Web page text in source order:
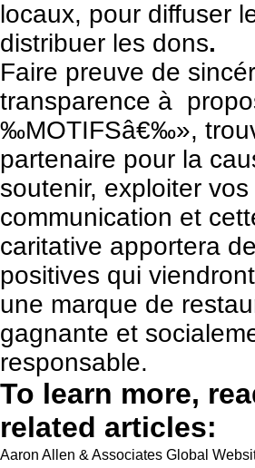
locaux, pour diffuser
distribuer les dons.
Faire preuve de
transparence à
‰MOTIFSâ€‰»,
partenaire pour la
soutenir, exploiter
communication et
caritative apportera
positives qui
une marque de
gagnante et
responsable.
To learn more,
related articles:
Aaron Allen & Associates Global